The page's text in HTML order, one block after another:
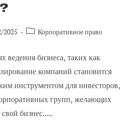
2025
Категория
Корпоративное право
ведения бизнеса, таких как
компаний становится
инструментом для инвесторов,
групп, желающих
бизнес.....